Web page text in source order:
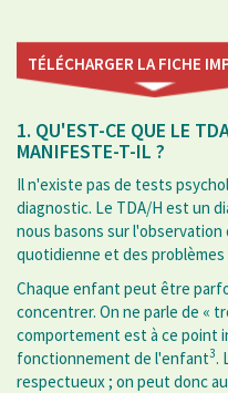
TÉLÉCHARGER LA FICHE
1. QU'EST-CE QUE LE
MANIFESTE-T-IL ?
Il n'existe pas de tests
diagnostic. Le TDA/H est un
nous basons sur
quotidienne et des
Chaque enfant peut être
concentrer. On ne parle de «
comportement est à ce point
fonctionnement de l'enfant3.
respectueux ; on peut donc